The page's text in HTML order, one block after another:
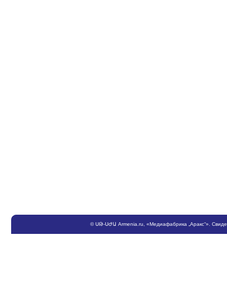
©ՍԹ-ՍԺԱ Armenia.ru , «Медиафабрика „Аракс“».